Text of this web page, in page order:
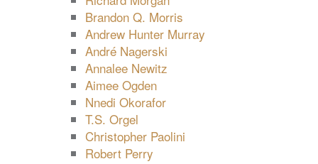
Brandon Q. Morris
Andrew Hunter Murray
André Nagerski
Annalee Newitz
Aimee Ogden
Nnedi Okorafor
T.S. Orgel
Christopher Paolini
Robert Perry